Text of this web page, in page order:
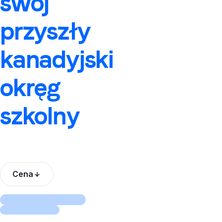
przyszły
kanadyjski
okręg
szkolny
Cena